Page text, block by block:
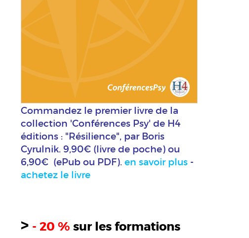
Commandez le premier livre de la
collection 'Conférences Psy' de H4
éditions : "Résilience", par Boris
Cyrulnik. 9,90€ (livre de poche) ou
6,90€ (ePub ou PDF). en savoir plus -
achetez le livre
> - 20 % sur les formations